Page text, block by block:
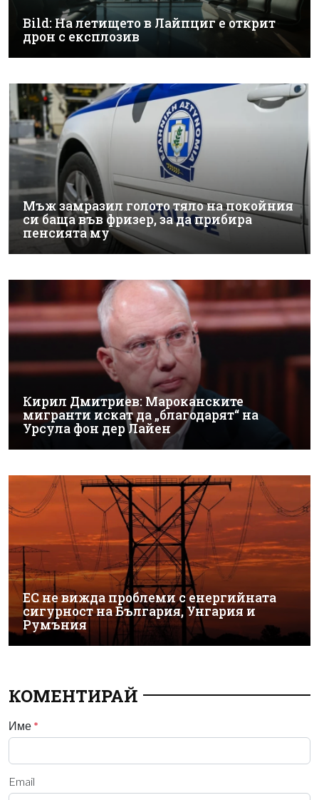
Bild: На летището в Лайпциг е открит
дрон с експлозив
Мъж замразил голото тяло на покойния
си баща във фризер, за да прибира
пенсията му
Кирил Дмитриев: Мароканските
мигранти искат да „благодарят“ на
Урсула фон дер Лайен
ЕС не вижда проблеми с енергийната
сигурност на България, Унгария и
Румъния
КОМЕНТИРАЙ
Име *
Email